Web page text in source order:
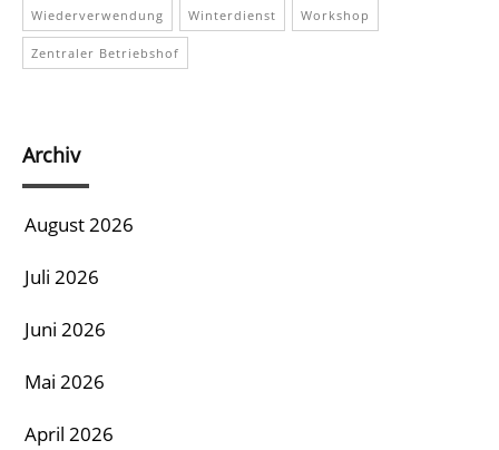
Wiederverwendung Winterdienst Workshop
Zentraler Betriebshof
Archiv
August 2026
Juli 2026
Juni 2026
Mai 2026
April 2026